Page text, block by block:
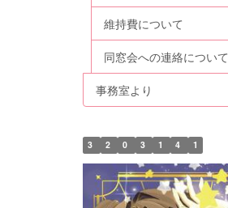
維持費について
同窓会への連絡について
事務室より
3 2 0 3 1 4 1